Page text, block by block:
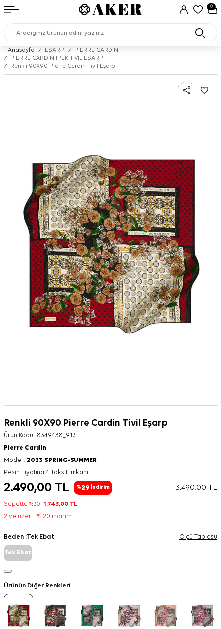
0
Anasayfa / EŞARP /
PIERRE CARDIN
/
PİERRE CARDİN İPEK TİVİL EŞARP
/
Renkli 90X90 Pierre Cardin Tivil Eşarp
Renkli 90X90 Pierre Cardin Tivil Eşarp
Ürün Kodu : 8349438_913
Pierre Cardin
Model : 2023 SPRING-SUMMER
Peşin Fiyatına 4 Taksit İmkanı
2.490,00 TL %29 İndirim 3.490,00TL
Sepette %30 1.743,00 TL
2 ve üzeri +% 20 indirim
Beden :Tek Ebat Ölçü Tablosu
Tek Ebat
Ürünün Diğer Renkleri